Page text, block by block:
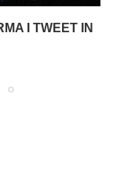
I TWEET IN